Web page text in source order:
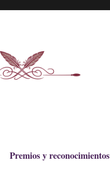
Premios y reconocimientos